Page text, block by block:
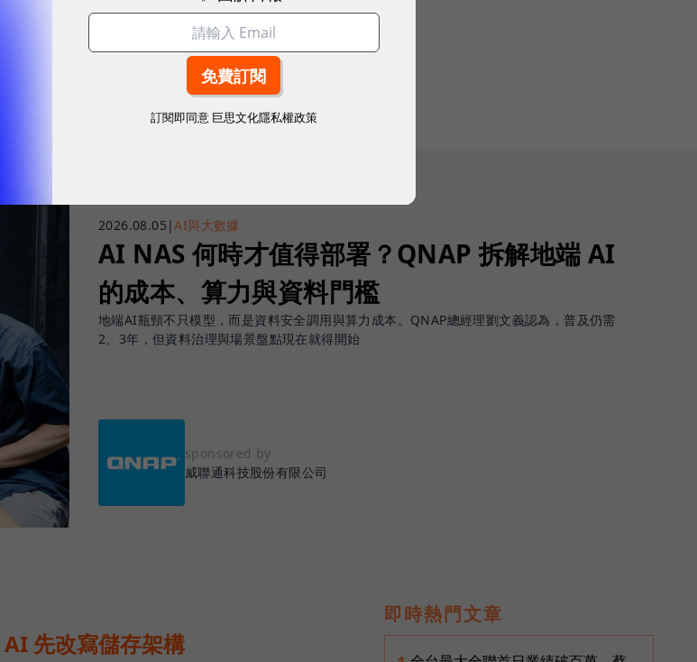
2026.08.05 |AI與大數據
AI NAS 何時才值得部署？QNAP 拆解地端 AI
的成本、算力與資料門檻
地端AI瓶頸不只模型，而是資料安全調用與算力成本。QNAP總經理劉文義認為，普及仍需
2、3年，但資料治理與場景盤點現在就得開始
sponsored by
威聯通科技股份有限公司
先改寫儲存架構
即時熱門文章
訂閱即同意 巨思文化隱私權政策